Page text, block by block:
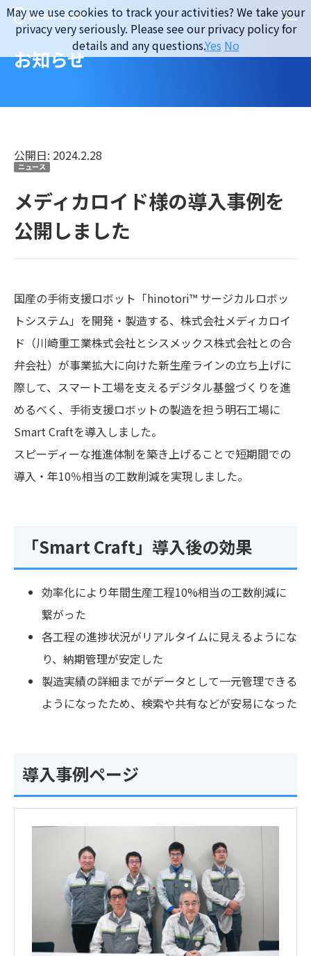
Skip
content
お知らせ
公開日: 2024.2.28
ニュース
メディカロイド様の導入事例を
公開しました
国産の手術支援ロボット「hinotori™ サージカルロボッ
トシステム」を開発・製造する、株式会社メディカロイ
ド（川崎重工業株式会社とシスメックス株式会社との合
弁会社）が事業拡大に向けた新生産ラインの立ち上げに
際して、スマート工場を支えるデジタル基盤づくりを進
めるべく、手術支援ロボットの製造を担う明石工場に
Smart Craftを導入しました。
スピーディーな推進体制を築き上げることで短期間での
導入・年10％相当の工数削減を実現しました。
「Smart Craft」導入後の効果
効率化により年間生産工程10%相当の工数削減に
繋がった
各工程の進捗状況がリアルタイムに見えるようにな
り、納期管理が安定した
製造実績の詳細までがデータとして一元管理できる
ようになったため、検索や共有などが安易になった
導入事例ページ
May we use cookies to track your activities? We take your
privacy very seriously. Please see our privacy policy for
details and any questions.Yes No